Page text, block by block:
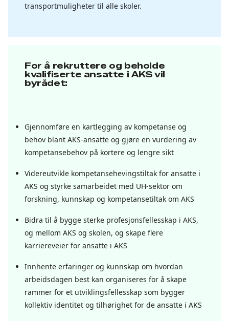
transportmuligheter til alle skoler.
For å rekruttere og beholde
kvalifiserte ansatte i AKS vil
byrådet:
Gjennomføre en kartlegging av kompetanse og
behov blant AKS-ansatte og gjøre en vurdering av
kompetansebehov på kortere og lengre sikt
Videreutvikle kompetansehevingstiltak for ansatte i
AKS og styrke samarbeidet med UH-sektor om
forskning, kunnskap og kompetansetiltak om AKS
Bidra til å bygge sterke profesjonsfellesskap i AKS,
og mellom AKS og skolen, og skape flere
karriereveier for ansatte i AKS
Innhente erfaringer og kunnskap om hvordan
arbeidsdagen best kan organiseres for å skape
rammer for et utviklingsfellesskap som bygger
kollektiv identitet og tilhørighet for de ansatte i AKS